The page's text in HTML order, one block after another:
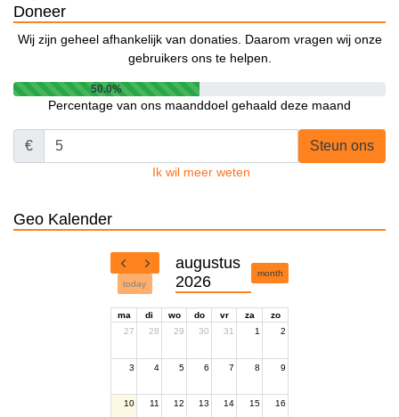
Doneer
Wij zijn geheel afhankelijk van donaties. Daarom vragen wij onze
gebruikers ons te helpen.
50.0%
Percentage van ons maanddoel gehaald deze maand
€ Steun ons
Ik wil meer weten
Geo Kalender
today
augustus
2026
month
ma di wo do vr za
zo
27
28 29 30 31 1 2
3 4 5 6 7 8 9
10 11 12 13 14 15 16